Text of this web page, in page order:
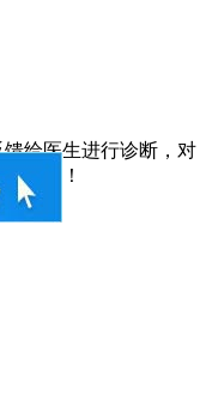
给医生进行诊断，对
放心！